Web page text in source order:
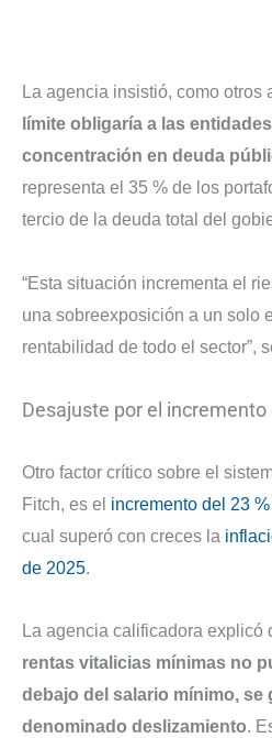
La agencia insistió, como otros
límite obligaría a las
concentración en deuda
representa el 35 % de los
tercio de la deuda total del
“Esta situación incrementa el
una sobreexposición a un solo
rentabilidad de todo el sector”,
Desajuste por el
Otro factor crítico sobre el
Fitch, es el incremento del 23
cual superó con creces la
de 2025.
La agencia calificadora explicó
rentas vitalicias mínimas no
debajo del salario mínimo, se
denominado deslizamiento.